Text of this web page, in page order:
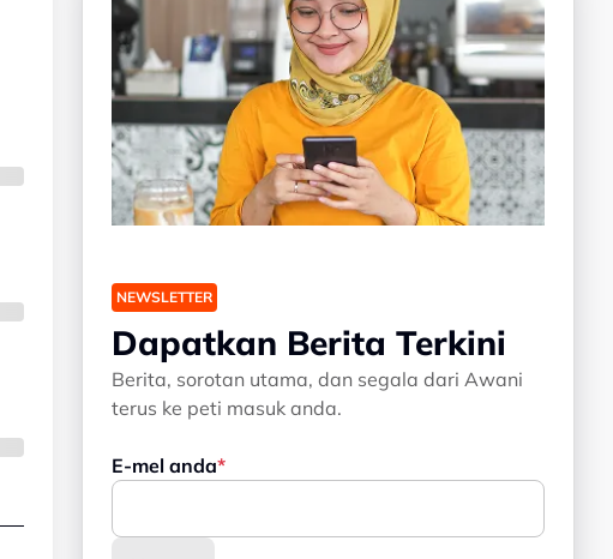
NEWSLETTER
Dapatkan Berita Terkini
Berita, sorotan utama, dan segala dari Awani
terus ke peti masuk anda.
E-mel anda